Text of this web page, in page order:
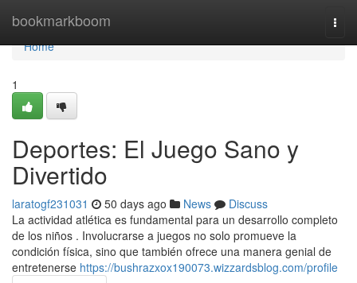
bookmarkboom
Home
Home
1
Deportes: El Juego Sano y
Divertido
laratogf231031 50 days ago News
Discuss
La actividad atlética es fundamental para un desarrollo completo
de los niños . Involucrarse a juegos no solo promueve la
condición física, sino que también ofrece una manera genial de
entretenerse https://bushrazxox190073.wizzardsblog.com/profile